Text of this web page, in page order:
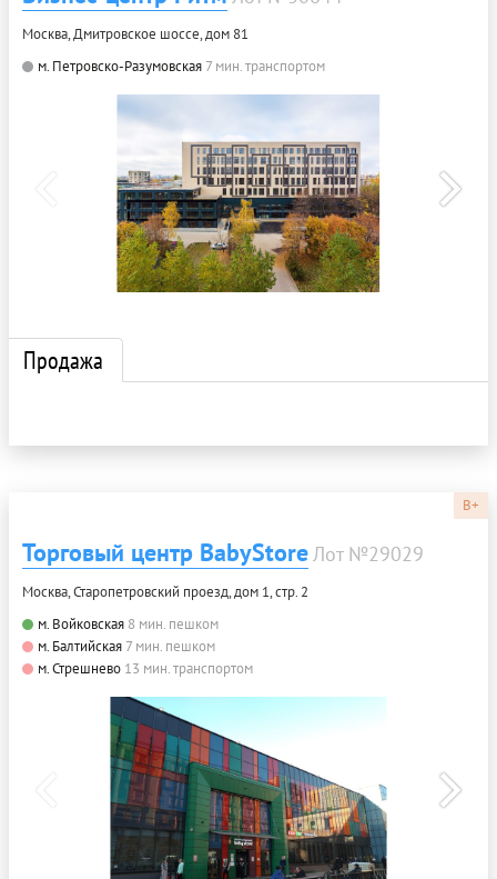
Москва, Дмитровское шоссе, дом 81
м. Петровско-Разумовская 7 мин. транспортом
Продажа
B+
Торговый центр BabyStore Лот №29029
Москва, Старопетровский проезд, дом 1, стр. 2
м. Войковская 8 мин. пешком
м. Балтийская 7 мин. пешком
м. Стрешнево 13 мин. транспортом